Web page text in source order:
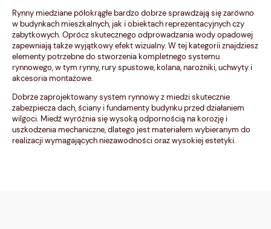
Rynny miedziane półokrągłe bardzo dobrze sprawdzają się zarówno
w budynkach mieszkalnych, jak i obiektach reprezentacyjnych czy
zabytkowych. Oprócz skutecznego odprowadzania wody opadowej
zapewniają także wyjątkowy efekt wizualny. W tej kategorii znajdziesz
elementy potrzebne do stworzenia kompletnego systemu
rynnowego, w tym rynny, rury spustowe, kolana, narożniki, uchwyty i
akcesoria montażowe.
Dobrze zaprojektowany system rynnowy z miedzi skutecznie
zabezpiecza dach, ściany i fundamenty budynku przed działaniem
wilgoci. Miedź wyróżnia się wysoką odpornością na korozję i
uszkodzenia mechaniczne, dlatego jest materiałem wybieranym do
realizacji wymagających niezawodności oraz wysokiej estetyki.